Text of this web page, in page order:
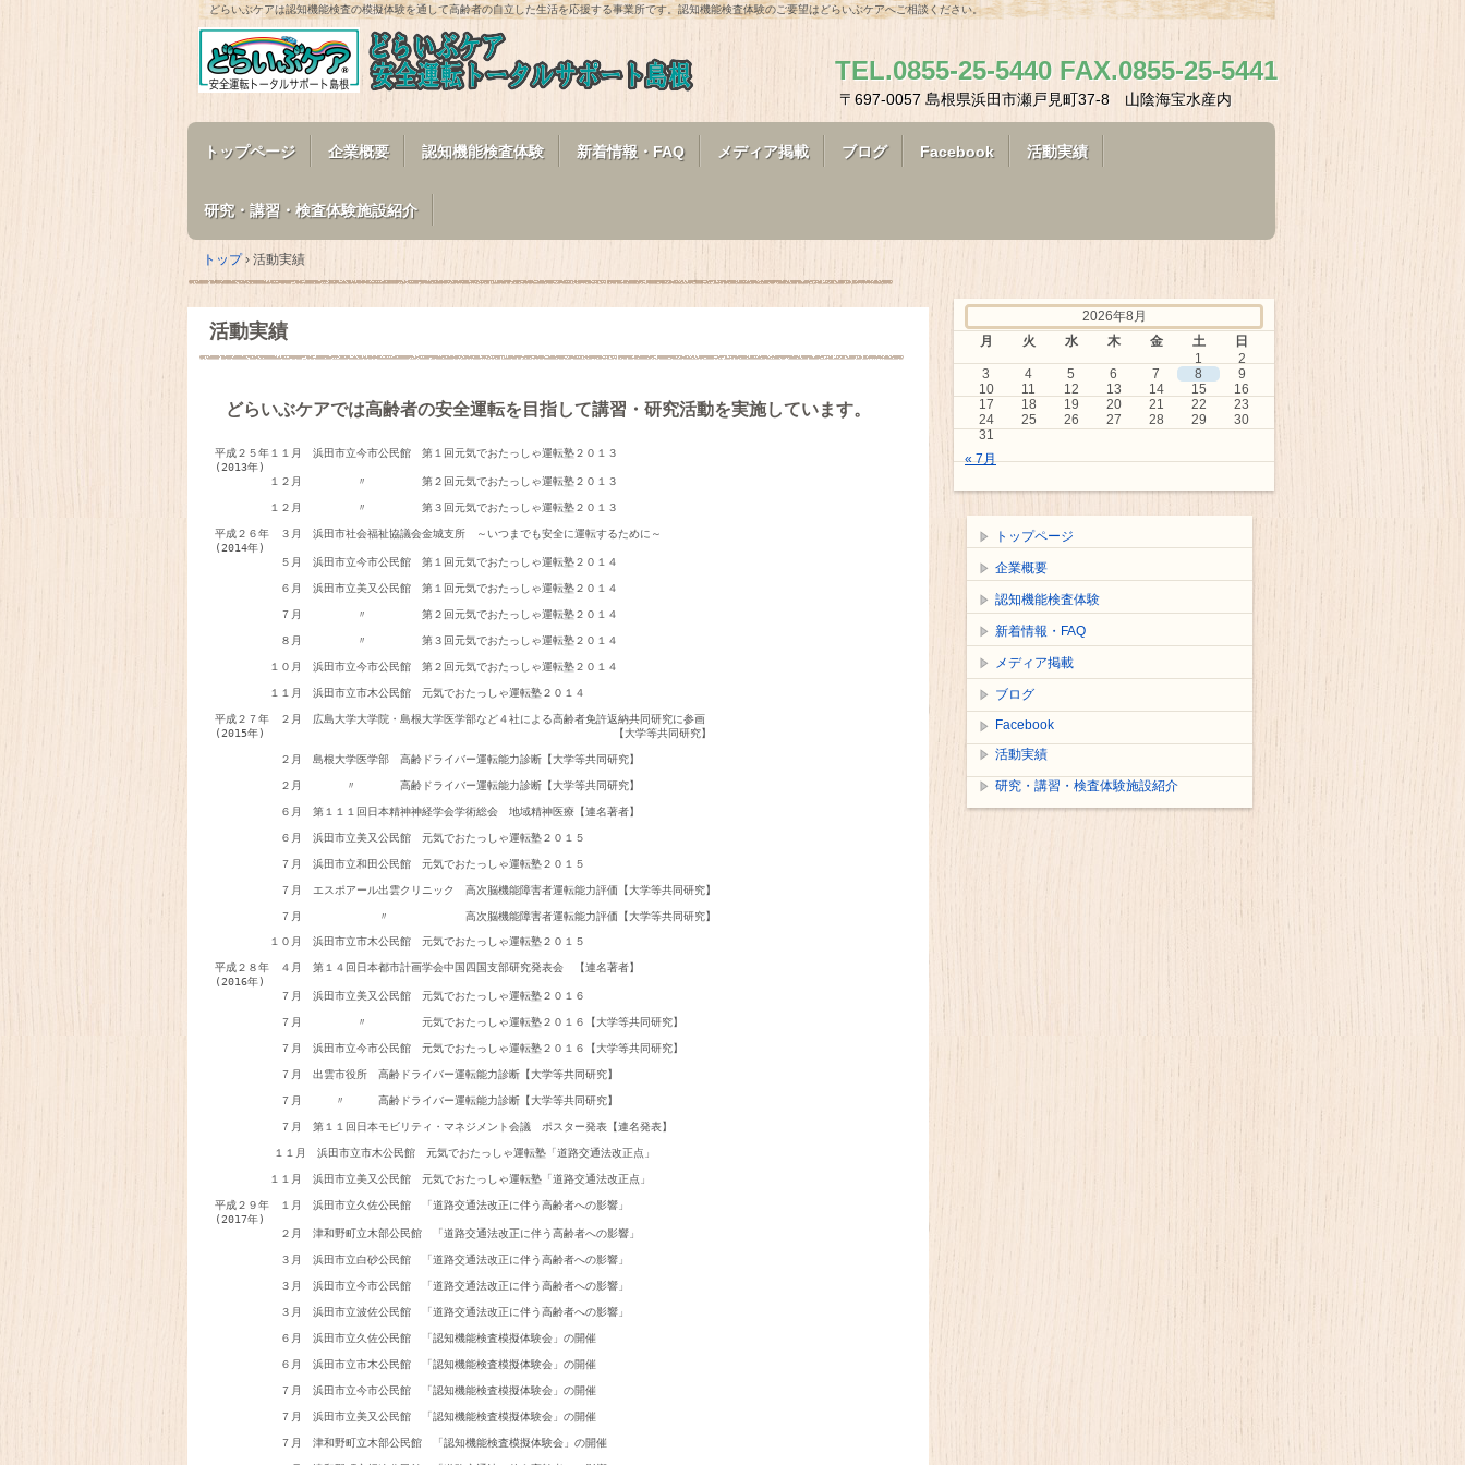
どらいぶケアは認知機能検査の模擬体験を通して高齢者の自立した生活を応援する事業所です。認知機能検査体験のご要望はどらいぶケアへご相談ください。
TEL.0855-25-5440 FAX.0855-25-5441
〒697-0057 島根県浜田市瀬戸見町37-8 山陰海宝水産内
トップページ 企業概要 認知機能検査体験 新着情報・FAQ メディア掲載 ブログ Facebook 活動実績
研究・講習・検査体験施設紹介
トップ› 活動実績
活動実績
どらいぶケアでは高齢者の安全運転を目指して講習・研究活動を実施しています。
平成２５年１１月　浜田市立今市公民館　第１回元気でおたっしゃ運転塾２０１３
(2013年)
１２月　　　　　〃　　　　　第２回元気でおたっしゃ運転塾２０１３
１２月　　　　　〃　　　　　第３回元気でおたっしゃ運転塾２０１３
平成２６年　３月　浜田市社会福祉協議会金城支所　～いつまでも安全に運転するために～
(2014年)
５月　浜田市立今市公民館　第１回元気でおたっしゃ運転塾２０１４
６月　浜田市立美又公民館　第１回元気でおたっしゃ運転塾２０１４
７月　　　　　〃　　　　　第２回元気でおたっしゃ運転塾２０１４
８月　　　　　〃　　　　　第３回元気でおたっしゃ運転塾２０１４
１０月　浜田市立今市公民館　第２回元気でおたっしゃ運転塾２０１４
１１月　浜田市立市木公民館　元気でおたっしゃ運転塾２０１４
平成２７年　２月　広島大学大学院・島根大学医学部など４社による高齢者免許返納共同研究に参画
(2015年)　　　　　　　　　　　　　　　　　　　　　　　　　　　　　　　　【大学等共同研究】
２月　島根大学医学部　高齢ドライバー運転能力診断【大学等共同研究】
２月　　　　〃　　　　高齢ドライバー運転能力診断【大学等共同研究】
６月　第１１１回日本精神神経学会学術総会　地域精神医療【連名著者】
６月　浜田市立美又公民館　元気でおたっしゃ運転塾２０１５
７月　浜田市立和田公民館　元気でおたっしゃ運転塾２０１５
７月　エスポアール出雲クリニック　高次脳機能障害者運転能力評価【大学等共同研究】
１０月　浜田市立市木公民館　元気でおたっしゃ運転塾２０１５
平成２８年　４月　第１４回日本都市計画学会中国四国支部研究発表会　【連名著者】
(2016年)
７月　浜田市立美又公民館　元気でおたっしゃ運転塾２０１６
７月　　　　　〃　　　　　元気でおたっしゃ運転塾２０１６【大学等共同研究】
７月　浜田市立今市公民館　元気でおたっしゃ運転塾２０１６【大学等共同研究】
７月　出雲市役所　高齢ドライバー運転能力診断【大学等共同研究】
７月　　　〃　　　高齢ドライバー運転能力診断【大学等共同研究】
７月　第１１回日本モビリティ・マネジメント会議　ポスター発表【連名発表】
         １１月　浜田市立市木公民館　元気でおたっしゃ運転塾「道路交通法改正点」
１１月　浜田市立美又公民館　元気でおたっしゃ運転塾「道路交通法改正点」
平成２９年　１月　浜田市立久佐公民館　「道路交通法改正に伴う高齢者への影響」
(2017年)
２月　津和野町立木部公民館　「道路交通法改正に伴う高齢者への影響」
３月　浜田市立白砂公民館　「道路交通法改正に伴う高齢者への影響」
３月　浜田市立今市公民館　「道路交通法改正に伴う高齢者への影響」
３月　浜田市立波佐公民館　「道路交通法改正に伴う高齢者への影響」
６月　浜田市立久佐公民館　「認知機能検査模擬体験会」の開催
６月　浜田市立市木公民館　「認知機能検査模擬体験会」の開催
７月　浜田市立今市公民館　「認知機能検査模擬体験会」の開催
７月　浜田市立美又公民館　「認知機能検査模擬体験会」の開催
７月　津和野町立木部公民館　「認知機能検査模擬体験会」の開催
2026年8月
月
火 水 木 金 土 日
« 7月
1
2
3
4 5 6 7 8
9
10
11 12 13 14 15
16
17
18 19 20 21 22
23
24
25 26 27 28 29
30
31
トップページ
企業概要
認知機能検査体験
新着情報・FAQ
メディア掲載
ブログ
Facebook
活動実績
研究・講習・検査体験施設紹介